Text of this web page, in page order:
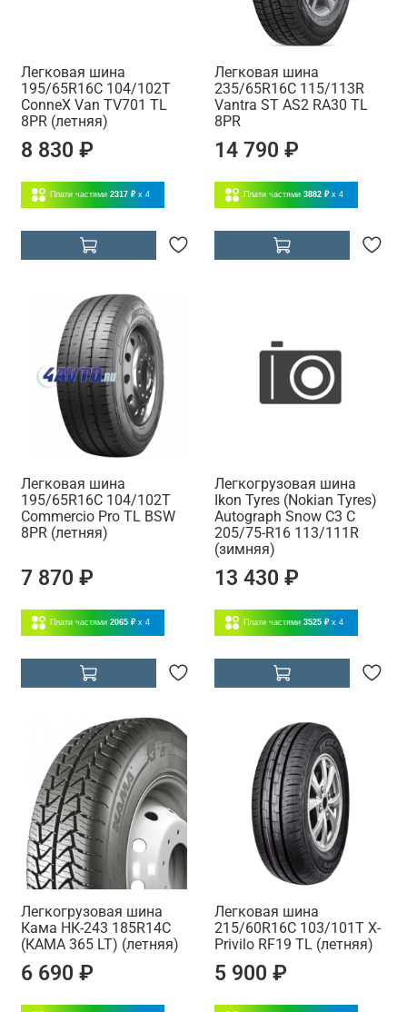
Легковая шина
195/65R16C 104/102T
ConneX Van TV701 TL
8PR (летняя)
8 830 ₽
Плати частями 2317 ₽ x 4
Легковая шина
235/65R16C 115/113R
Vantra ST AS2 RA30 TL
8PR
14 790 ₽
Плати частями 3882 ₽ x 4
Легковая шина
195/65R16C 104/102T
Commercio Pro TL BSW
8PR (летняя)
7 870 ₽
Плати частями 2065 ₽ x 4
Легкогрузовая шина
Ikon Tyres (Nokian Tyres)
Autograph Snow C3 C
205/75-R16 113/111R
(зимняя)
13 430 ₽
Плати частями 3525 ₽ x 4
Легкогрузовая шина
Кама НК-243 185R14C
(КАМА 365 LT) (летняя)
6 690 ₽
Легковая шина
215/60R16C 103/101T X-
Privilo RF19 TL (летняя)
5 900 ₽